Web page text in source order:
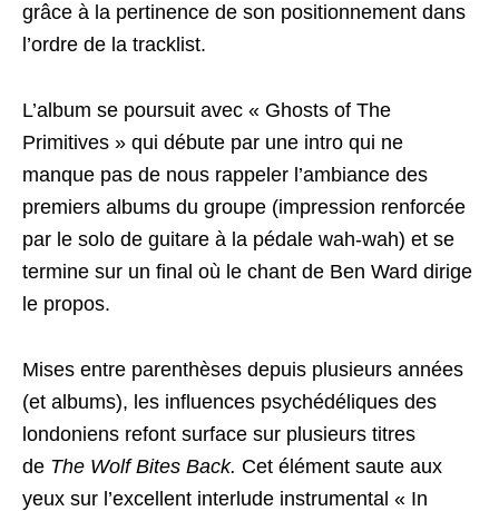
grâce à la pertinence de son positionnement dans
l’ordre de la tracklist.
L’album se poursuit avec « Ghosts of The
Primitives » qui débute par une intro qui ne
manque pas de nous rappeler l’ambiance des
premiers albums du groupe (impression renforcée
par le solo de guitare à la pédale wah-wah) et se
termine sur un final où le chant de Ben Ward dirige
le propos.
Mises entre parenthèses depuis plusieurs années
(et albums), les influences psychédéliques des
londoniens refont surface sur plusieurs titres
de The Wolf Bites Back. Cet élément saute aux
yeux sur l’excellent interlude instrumental « In